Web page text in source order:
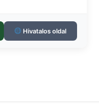
Hivatalos oldal